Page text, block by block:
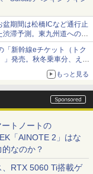
盆期間は松橋ICなど通行止
渋滞予測。東九州道への迂
「新幹線eチケット（トク
」発売。秋冬乗車分、えき
もっと見る
トノートの
「AINOTE 2」はな
なのか？
、RTX 5060 Ti搭載ゲ